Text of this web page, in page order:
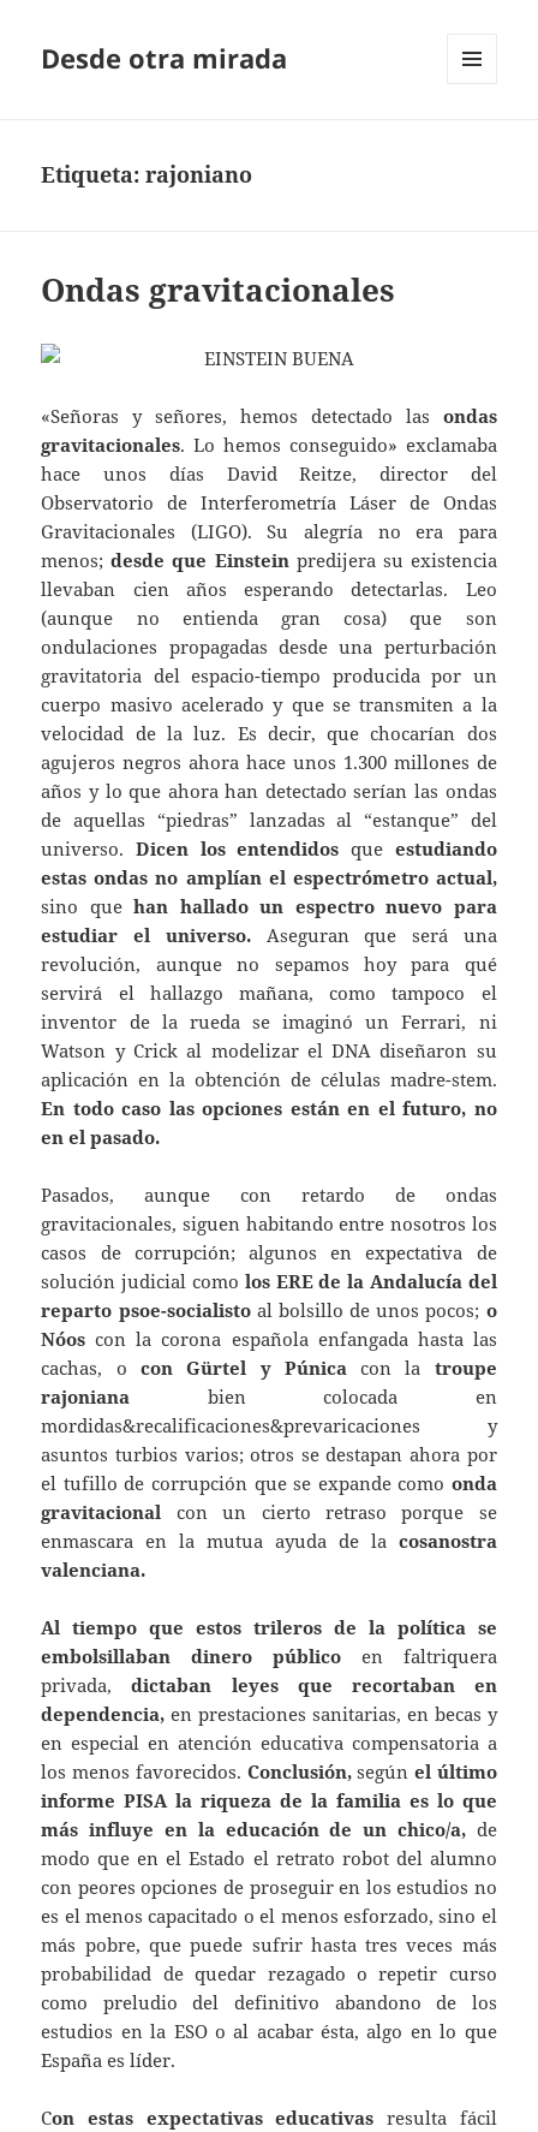
Desde otra mirada
Etiqueta:rajoniano
Ondas gravitacionales
«Señoras y señores, hemos detectado las ondas
gravitacionales. Lo hemos conseguido» exclamaba
hace unos días David Reitze, director del
Observatorio de Interferometría Láser de Ondas
Gravitacionales (LIGO). Su alegría no era para
menos;desde que Einsteinpredijera su existencia
llevaban cien años esperando detectarlas. Leo
(aunque no entienda gran cosa) que son
ondulaciones propagadas desde una perturbación
gravitatoria del espacio-tiempo producida por un
cuerpo masivo acelerado y que se transmiten a la
velocidad de la luz. Es decir, que chocarían dos
agujeros negros ahora hace unos 1.300 millones de
años y lo que ahora han detectado serían las ondas
de aquellas “piedras” lanzadas al “estanque” del
universo.Dicen los entendidos que estudiando
estas ondas no amplían el espectrómetro actual,
sino quehan hallado un espectro nuevo para
estudiar el universo.Aseguran que será una
revolución, aunque no sepamos hoy para qué
servirá el hallazgo mañana, como tampoco el
inventor de la rueda se imaginó un Ferrari, ni
Watson y Crick al modelizar el DNA diseñaron su
aplicación en la obtención de células madre-stem.
En todo caso las opciones están en el futuro, no
en el pasado.
Pasados, aunque con retardo de ondas
gravitacionales, siguen habitando entre nosotros los
casos de corrupción; algunos en expectativa de
solución judicial como los ERE de la Andalucía del
reparto psoe-socialistoal bolsillo de unos pocos; o
Nóos con la corona española enfangada hasta las
cachas, o con Gürtel y Púnicacon la troupe
rajoniana bien colocada en
mordidas&recalificaciones&prevaricaciones y
asuntos turbios varios; otros se destapan ahora por
el tufillo de corrupción que se expande como onda
gravitacional con un cierto retraso porque se
enmascara en la mutua ayuda de la cosanostra
valenciana.
Al tiempo que estos trileros de la política se
embolsillaban dinero público en faltriquera
privada,dictaban leyes que recortaban en
dependencia, en prestaciones sanitarias, en becas y
en especial en atención educativa compensatoria a
los menos favorecidos. Conclusión,según el último
informe PISA la riqueza de la familia es lo que
más influye en la educación de un chico/a,de
modo que en el Estado el retrato robot del alumno
con peores opciones de proseguir en los estudios no
es el menos capacitado o el menos esforzado, sino el
más pobre, que puede sufrir hasta tres veces más
probabilidad de quedar rezagado o repetir curso
como preludio del definitivo abandono de los
estudios en la ESO o al acabar ésta, algo en lo que
España es líder.
Con estas expectativas educativas resulta fácil